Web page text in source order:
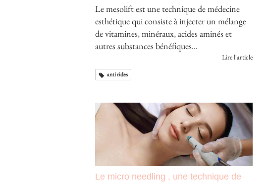
Le mesolift est une technique de médecine
esthétique qui consiste à injecter un mélange
de vitamines, minéraux, acides aminés et
autres substances bénéfiques...
Lire l'article
anti rides
Le micro needling , une technique de